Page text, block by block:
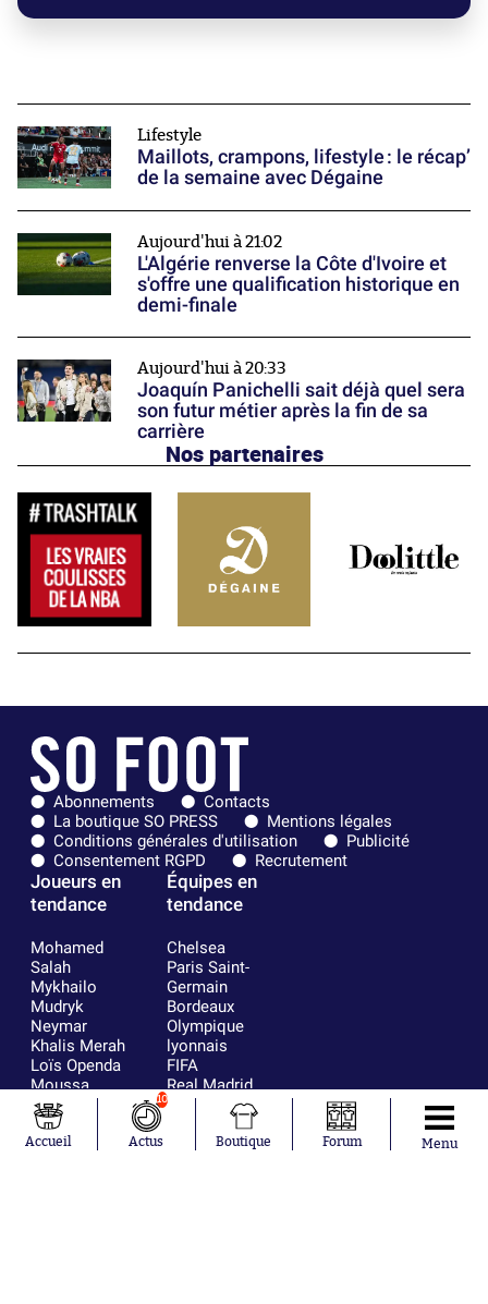
Lifestyle
Maillots, crampons, lifestyle : le récap’
de la semaine avec Dégaine
Aujourd'hui à 21:02
L'Algérie renverse la Côte d'Ivoire et
s'offre une qualification historique en
demi-finale
Aujourd'hui à 20:33
Joaquín Panichelli sait déjà quel sera
son futur métier après la fin de sa
carrière
Nos partenaires
Abonnements
Contacts
La boutique SO PRESS
Mentions légales
Conditions générales d'utilisation
Publicité
Consentement RGPD
Recrutement
Joueurs en
tendance
Mohamed
Salah
Mykhailo
Mudryk
Neymar
Khalis Merah
Loïs Openda
Moussa
Niakhaté
Nicolás
Tagliafico
Équipes en
tendance
Chelsea
Paris Saint-
Germain
Bordeaux
Olympique
lyonnais
FIFA
Real Madrid
RC Strasbourg
Accueil
10
Actus Boutique Forum Menu